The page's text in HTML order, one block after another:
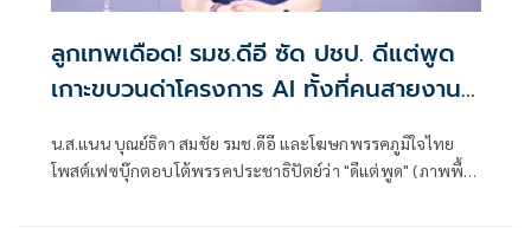
ลูกเทพเดือด! รมช.ดีอี ซัด ปชป. ดีแต่พูด
เกาะขบวนด่าโครงการ AI ทั้งที่คนสายงาน
น.ส.แนน บุณย์ธิดา สมชัย รมช.ดีอี และโฆษกพรรคภูมิใจไทย
โพสต์เฟซบุ๊กตอบโต้พรรคประชาธิปัตย์ว่า "ดีแต่พูด" (ภาพพื้น